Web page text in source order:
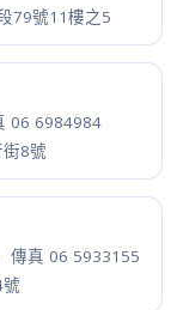
79號11樓之5
06 6984984
8號
· 傳真 06 5933155